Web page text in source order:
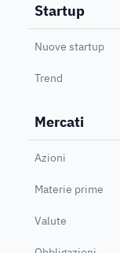
Startup
Nuove startup
Trend
Mercati
Azioni
Materie prime
Valute